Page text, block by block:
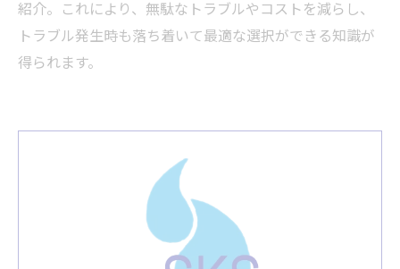
紹介。これにより、無駄なトラブルやコストを減らし、
トラブル発生時も落ち着いて最適な選択ができる知識が
得られます。